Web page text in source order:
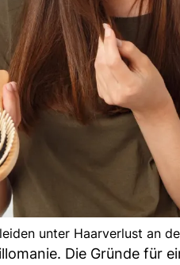
unter Haarverlust an
Die Gründe für